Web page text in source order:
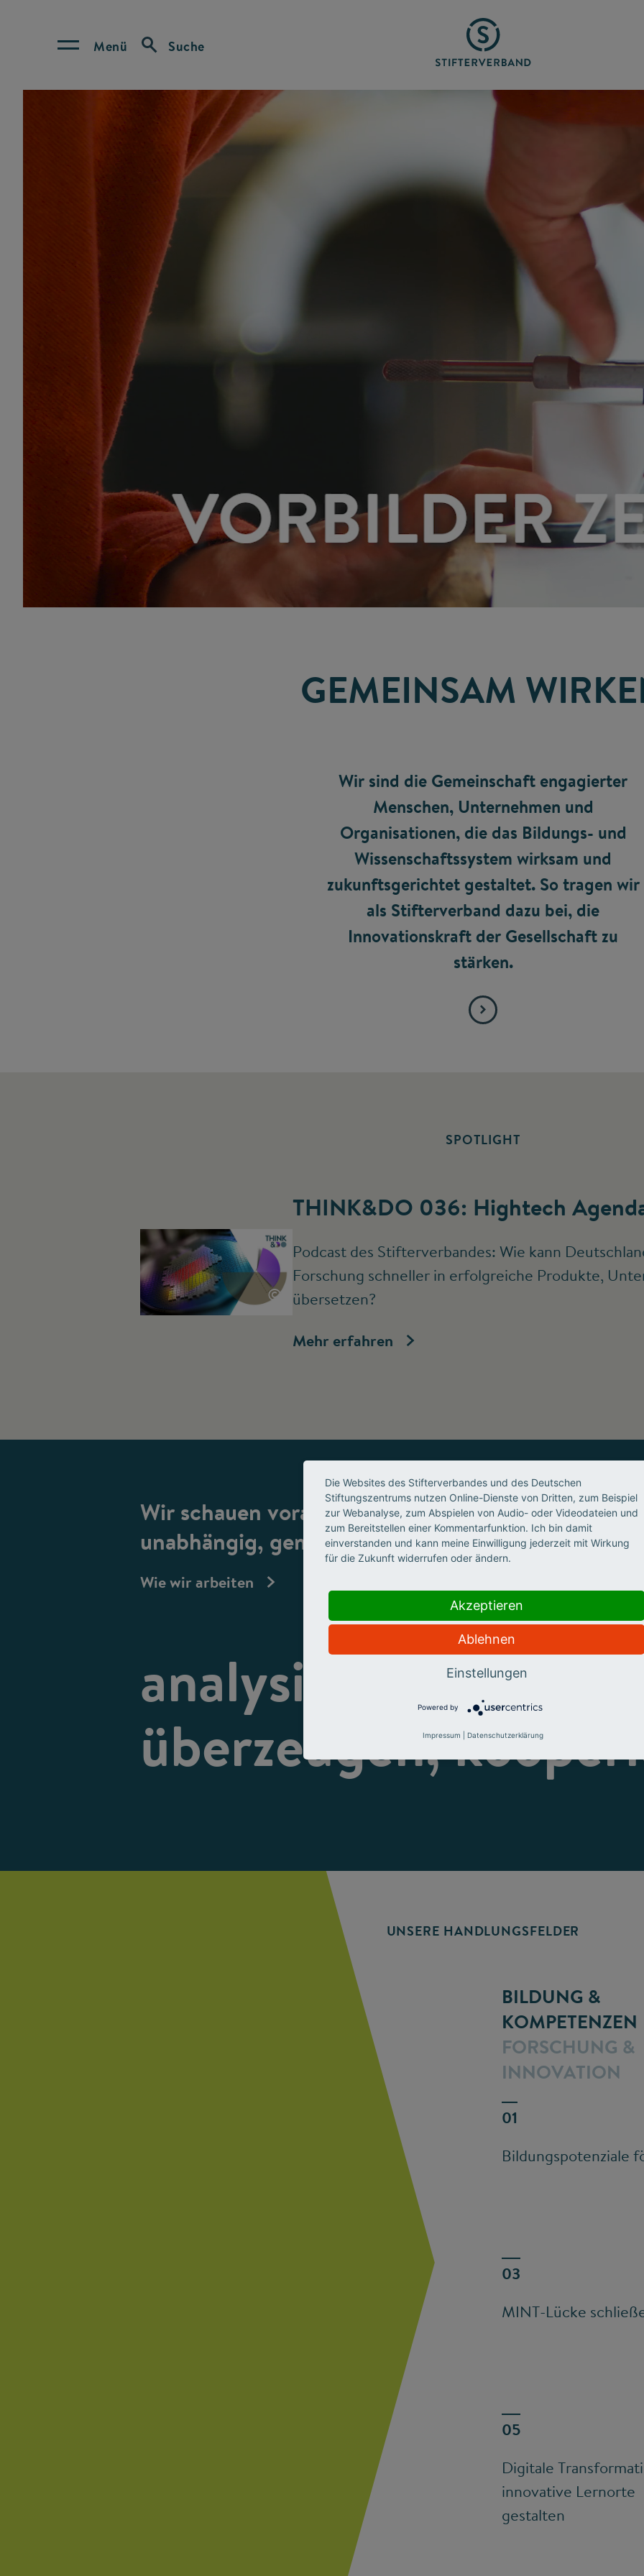
Menü Suche
GEMEINSAM
Wir sind die Gemeinschaft engagierter
Menschen, Unternehmen und
Organisationen, die das Bildungs- und
Wissenschaftssystem wirksam und
zukunftsgerichtet gestaltet. So tragen wir
als Stifterverband dazu bei, die
Innovationskraft der Gesellschaft zu
stärken.
SPOTLIGHT
©
THINK&DO 036: Hightech
Podcast des Stifterverbandes: Wie kann
Forschung schneller in erfolgreiche Produkte,
übersetzen?
Mehr erfahren
Wir schauen voraus, geben Impulse, ermöglichen
unabhängig, gemeinwohlorientiert,
Wie wir arbeiten
analysieren,
überzeugen,
UNSERE HANDLUNGSFELDER
BILDUNG &
KOMPETENZEN
Bildungspotenziale
MINT-Lücke
Digitale
innovative Lernorte
gestalten
FORSCHUNG &
INNOVATION
Die Websites des Stifterverbandes und des Deutschen
Stiftungszentrums nutzen Online-Dienste von Dritten, zum Beispiel
zur Webanalyse, zum Abspielen von Audio- oder Videodateien und
zum Bereitstellen einer Kommentarfunktion. Ich bin damit
einverstanden und kann meine Einwilligung jederzeit mit Wirkung
für die Zukunft widerrufen oder ändern.
Akzeptieren
Ablehnen
Einstellungen
Powered by
Impressum Datenschutzerklärung